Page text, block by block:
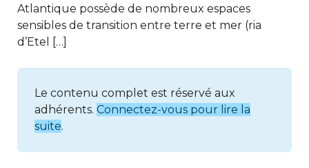
Atlantique possède de nombreux espaces
sensibles de transition entre terre et mer (ria
d’Etel […]
Le contenu complet est réservé aux
adhérents. Connectez-vous pour lire la
suite.